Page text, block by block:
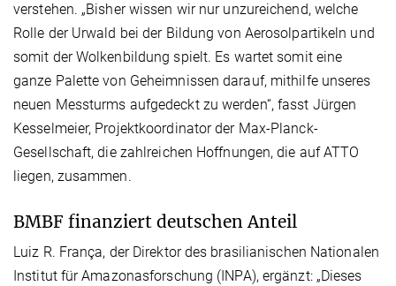
verstehen. „Bisher wissen wir nur unzureichend, welche
Rolle der Urwald bei der Bildung von Aerosolpartikeln und
somit der Wolkenbildung spielt. Es wartet somit eine
ganze Palette von Geheimnissen darauf, mithilfe unseres
neuen Messturms aufgedeckt zu werden“, fasst Jürgen
Kesselmeier, Projektkoordinator der Max-Planck-
Gesellschaft, die zahlreichen Hoffnungen, die auf ATTO
liegen, zusammen.
BMBF finanziert deutschen Anteil
Luiz R. França, der Direktor des brasilianischen Nationalen
Institut für Amazonasforschung (INPA), ergänzt: „Dieses